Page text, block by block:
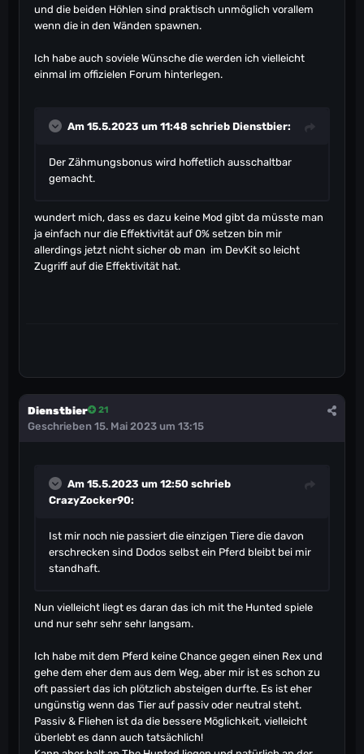
und die beiden Höhlen sind praktisch unmöglich vorallem
wenn die in den Wänden spawnen.
Ich habe auch soviele Wünsche die werden ich vielleicht
einmal im offizielen Forum hinterlegen.
Am 15.5.2023 um 11:48 schrieb Dienstbier:
Der Zähmungsbonus wird hoffetlich ausschaltbar
gemacht.
wundert mich, dass es dazu keine Mod gibt da müsste man
ja einfach nur die Effektivität auf 0% setzen bin mir
allerdings jetzt nicht sicher ob man im DevKit so leicht
Zugriff auf die Effektivität hat.
Dienstbier 21
Geschrieben 15. Mai 2023 um 13:15
Am 15.5.2023 um 12:50 schrieb
CrazyZocker90:
Ist mir noch nie passiert die einzigen Tiere die davon
erschrecken sind Dodos selbst ein Pferd bleibt bei mir
standhaft.
Nun vielleicht liegt es daran das ich mit the Hunted spiele
und nur sehr sehr sehr langsam.
Ich habe mit dem Pferd keine Chance gegen einen Rex und
gehe dem eher dem aus dem Weg, aber mir ist es schon zu
oft passiert das ich plötzlich absteigen durfte. Es ist eher
ungünstig wenn das Tier auf passiv oder neutral steht.
Passiv & Fliehen ist da die bessere Möglichkeit, vielleicht
überlebt es dann auch tatsächlich!